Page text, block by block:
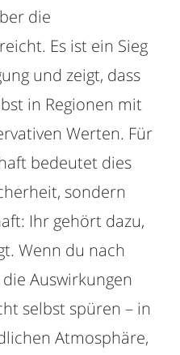
die
Es ist ein Sieg
und zeigt, dass
in Regionen mit
Werten. Für
bedeutet dies
sondern
Ihr gehört dazu,
Wenn du nach
Auswirkungen
selbst spüren – in
Atmosphäre,